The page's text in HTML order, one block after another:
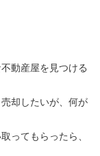
動産屋を見つける
却したいが、何が
ってもらったら、